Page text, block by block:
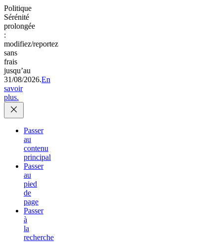
Politique
Sérénité
prolongée
:
modifiez/reportez
sans
frais
jusqu’au
31/08/2026.En
savoir
plus.
Passer
au
contenu
principal
Passer
au
pied
de
page
Passer
à
la
recherche